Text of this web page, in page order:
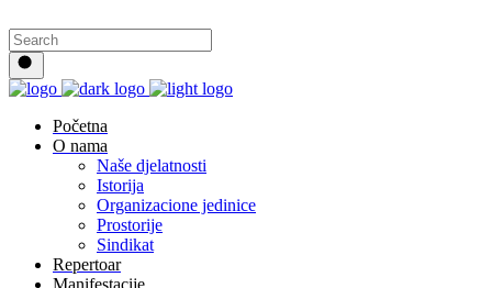
Početna
O nama
Naše djelatnosti
Istorija
Organizacione jedinice
Prostorije
Sindikat
Repertoar